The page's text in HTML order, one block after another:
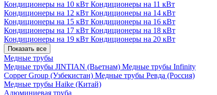
Кондиционеры на 10 кВт Кондиционеры на 11 кВт
Кондиционеры на 12 кВт Кондиционеры на 14 кВт
Кондиционеры на 15 кВт Кондиционеры на 16 кВт
Кондиционеры на 17 кВт Кондиционеры на 18 кВт
Кондиционеры на 19 кВт Кондиционеры на 20 кВт
Показать все
Медные трубы
Медные трубы JINTIAN (Вьетнам) Медные трубы Infinity
Copper Group (Узбекистан) Медные трубы Ревда (Россия)
Медные трубы Haike (Китай)
Алюминиевая труба